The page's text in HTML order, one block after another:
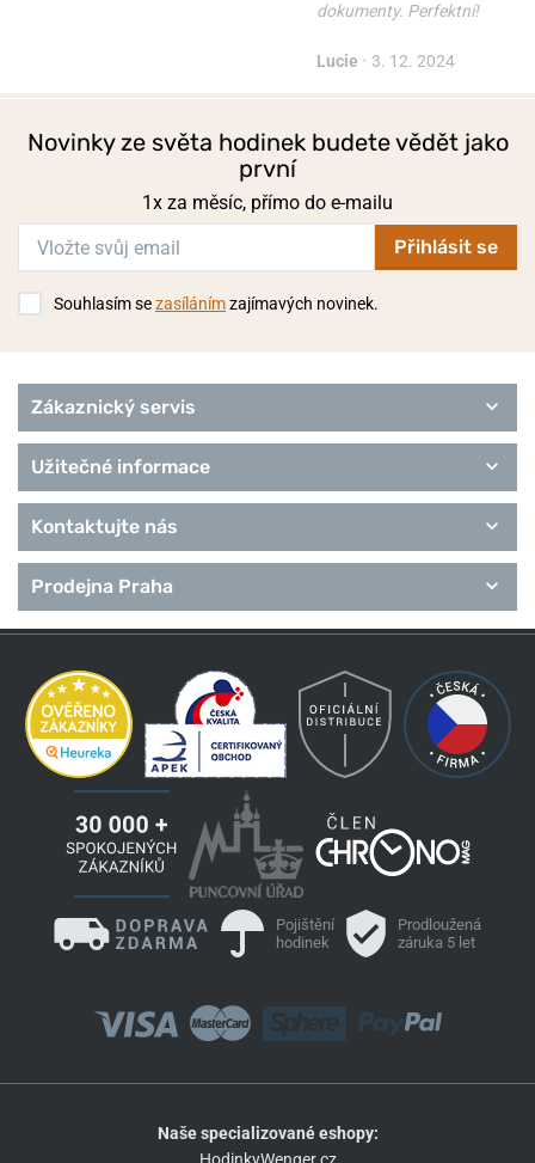
dokumenty. Perfektní!
Lucie • 3. 12. 2024
Novinky ze světa hodinek budete vědět jako
první
1x za měsíc, přímo do e-mailu
Přihlásit se
Souhlasím sezasílánímzajímavých novinek.
Zákaznický servis
Užitečné informace
Kontaktujte nás
Prodejna Praha
Pojištění
hodinek
Prodloužená
záruka 5 let
Naše specializované eshopy: